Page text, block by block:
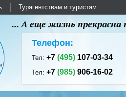
Турагентствам и туристам
... А еще жизнь
Телефон:
Тел:+7(495) 107-03-34
Тел:+7(985) 906-16-02